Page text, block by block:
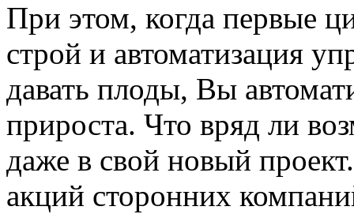
При этом, когда первые
строй и автоматизация
давать плоды, Вы
прироста. Что вряд ли
даже в свой новый
акций сторонних